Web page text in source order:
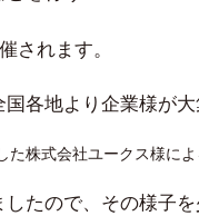
されます。
各地より企業様が
た株式会社ユークス様に
たので、その様子